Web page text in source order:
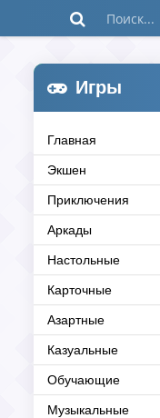
Игры
Главная
Экшен
Приключения
Аркады
Настольные
Карточные
Азартные
Казуальные
Обучающие
Музыкальные